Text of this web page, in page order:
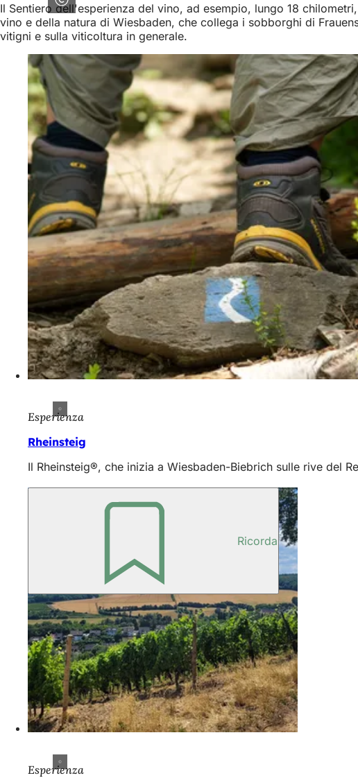
Il Sentiero dell'esperienza del vino, ad esempio, lungo 18
vino e della natura di Wiesbaden, che collega i sobborghi di
vitigni e sulla viticoltura in generale.
Esperienza
Rheinsteig
Il Rheinsteig®, che inizia a Wiesbaden-Biebrich sulle rive del
Ricorda
Esperienza